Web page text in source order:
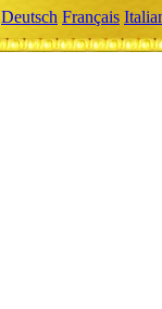
Deutsch Français